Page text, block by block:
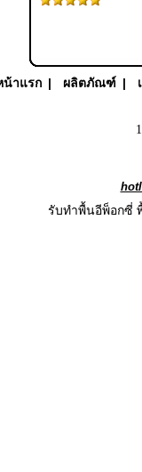
น้าแรก | ผลิตภัณฑ์ |
รับทำพื้นอีพ็อกซี่